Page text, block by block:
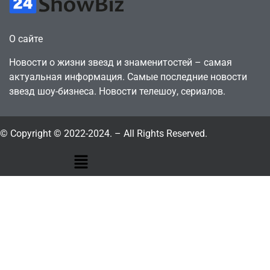
О сайте
Новости о жизни звезд и знаменитостей – самая
актуальная информация. Самые последние новости
звезд шоу-бизнеса. Новости телешоу, сериалов.
© Copyright © 2022-2024. – All Rights Reserved.